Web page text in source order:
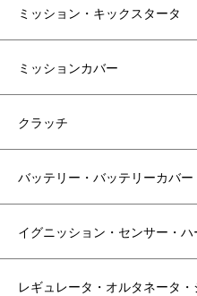
ミッション・キックスタータ
ミッションカバー
クラッチ
バッテリー・バッテリーカバー
イグニッション・センサー・ハ
レギュレータ・オルタネータ